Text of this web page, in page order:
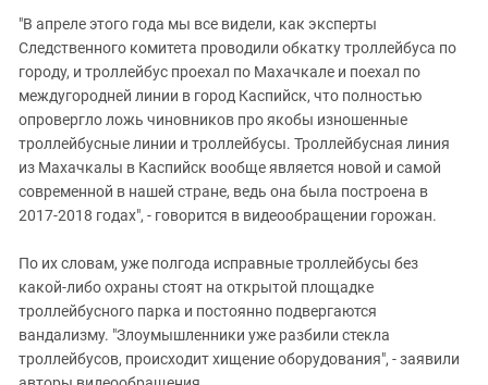
"В апреле этого года мы все видели, как эксперты
Следственного комитета проводили обкатку троллейбуса по
городу, и троллейбус проехал по Махачкале и поехал по
междугородней линии в город Каспийск, что полностью
опровергло ложь чиновников про якобы изношенные
троллейбусные линии и троллейбусы. Троллейбусная линия
из Махачкалы в Каспийск вообще является новой и самой
современной в нашей стране, ведь она была построена в
2017-2018 годах", - говорится в видеообращении горожан.
По их словам, уже полгода исправные троллейбусы без
какой-либо охраны стоят на открытой площадке
троллейбусного парка и постоянно подвергаются
вандализму. "Злоумышленники уже разбили стекла
троллейбусов, происходит хищение оборудования", - заявили